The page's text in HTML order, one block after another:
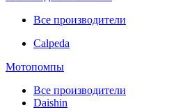
Все производители
Calpeda
Мотопомпы
Все производители
Daishin